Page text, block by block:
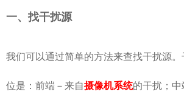
一、找干扰源
我们可以通过简单的方法来查找干扰源
位是：前端－来自摄像机系统的干扰；